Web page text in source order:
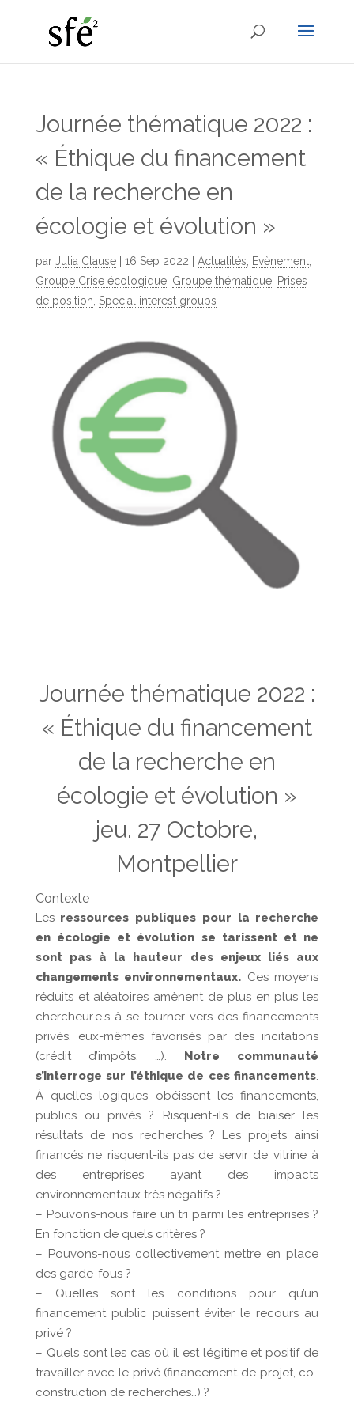
Journée thématique 2022 :
« Éthique du financement
de la recherche en
écologie et évolution »
par Julia Clause| 16 Sep 2022 Actualités Evènement,
Groupe Crise écologique, Groupe thématique, Prises
de position Special interest groups
Journée thématique 2022 :
« Éthique du financement
de la recherche en
écologie et évolution »
jeu. 27 Octobre,
Montpellier
Contexte
Les ressources publiques pour la recherche
en écologie et évolution se tarissent et ne
sont pas à la hauteur des enjeux liés aux
changements environnementaux. Ces moyens
réduits et aléatoires amènent de plus en plus les
chercheur.e.s à se tourner vers des financements
privés, eux-mêmes favorisés par des incitations
(crédit d’impôts, …). Notre communauté
s’interroge sur l’éthique de ces financements.
À quelles logiques obéissent les financements,
publics ou privés ? Risquent-ils de biaiser les
résultats de nos recherches ? Les projets ainsi
financés ne risquent-ils pas de servir de vitrine à
des entreprises ayant des impacts
environnementaux très négatifs ?
– Pouvons-nous faire un tri parmi les entreprises ?
En fonction de quels critères ?
– Pouvons-nous collectivement mettre en place
des garde-fous ?
– Quelles sont les conditions pour qu’un
financement public puissent éviter le recours au
privé ?
– Quels sont les cas où il est légitime et positif de
travailler avec le privé (financement de projet, co-
construction de recherches…) ?